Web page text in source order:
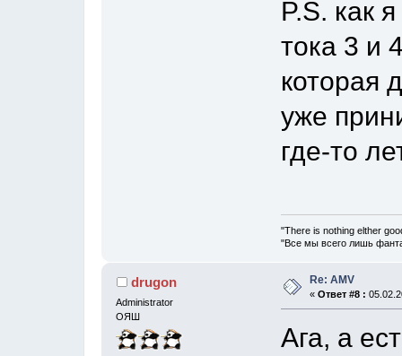
P.S. как
тока 3 и
которая
уже
где-то
"There is nothing elther
"Все мы всего лишь
drugon
Administrator
ОЯШ
Re: AMV
« Ответ #8 :
Ага, а